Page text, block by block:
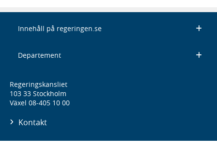
Innehåll på regeringen.se
Departement
Regeringskansliet
103 33 Stockholm
Växel 08-405 10 00
Kontakt